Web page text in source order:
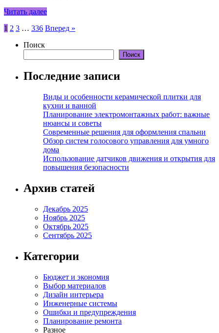
Читать далее
Пагинация
записей
1 2 3 … 336 Вперед »
Поиск
Поиск
Последние записи
Виды и особенности керамической плитки для
кухни и ванной
Планирование электромонтажных работ: важные
нюансы и советы
Современные решения для оформления спальни
Обзор систем голосового управления для умного
дома
Использование датчиков движения и открытия для
повышения безопасности
Архив статей
Декабрь 2025
Ноябрь 2025
Октябрь 2025
Сентябрь 2025
Категории
Бюджет и экономия
Выбор материалов
Дизайн интерьера
Инженерные системы
Ошибки и предупреждения
Планирование ремонта
Разное